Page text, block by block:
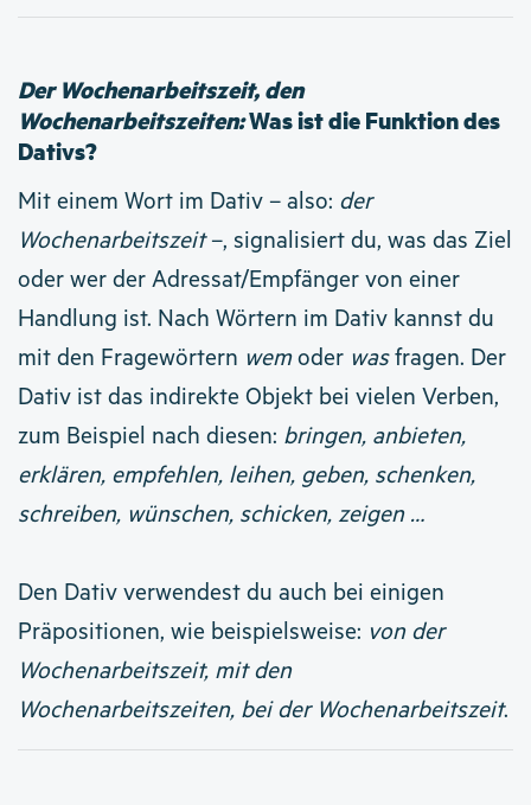
Der Wochenarbeitszeit, den
Wochenarbeitszeiten:Was ist die Funktion des
Dativs?
Mit einem Wort im Dativ – also: der
Wochenarbeitszeit–, signalisiert du, was das Ziel
oder wer der Adressat/Empfänger von einer
Handlung ist. Nach Wörtern im Dativ kannst du
mit den Fragewörtern wemoder wasfragen. Der
Dativ ist das indirekte Objekt bei vielen Verben,
zum Beispiel nach diesen: bringen, anbieten,
erklären, empfehlen, leihen, geben, schenken,
schreiben, wünschen, schicken, zeigen …
Den Dativ verwendest du auch bei einigen
Präpositionen, wie beispielsweise: von der
Wochenarbeitszeit, mit den
Wochenarbeitszeiten, bei der Wochenarbeitszeit.